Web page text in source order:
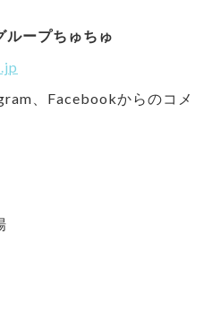
ループちゅちゅ
、Facebookからのコメ